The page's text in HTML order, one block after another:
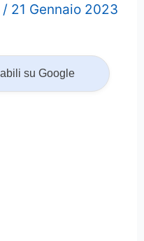
/ 21 Gennaio 2023
su Google